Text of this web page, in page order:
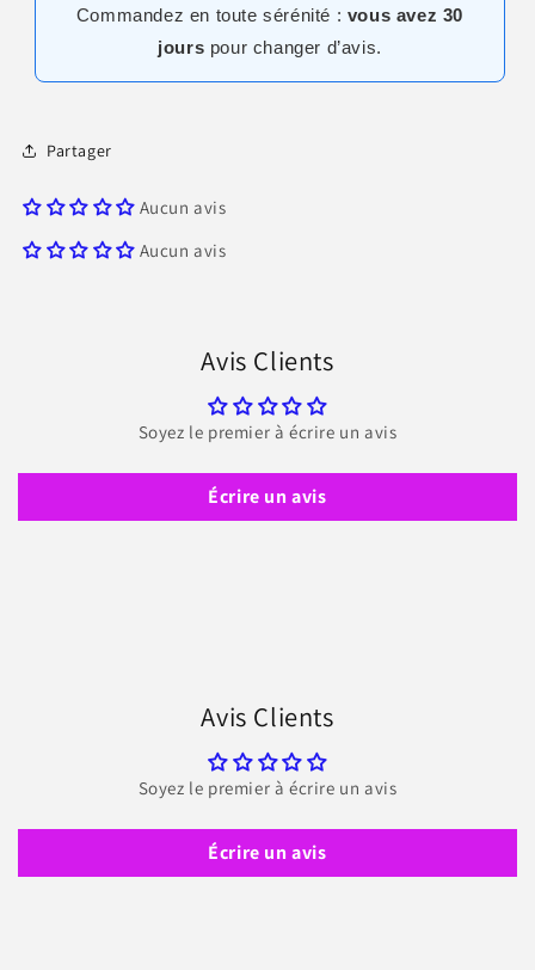
Commandez en toute sérénité : vous avez 30
jours pour changer d’avis.
Partager
Aucun avis
Aucun avis
Avis Clients
Soyez le premier à écrire un avis
Écrire un avis
Avis Clients
Soyez le premier à écrire un avis
Écrire un avis